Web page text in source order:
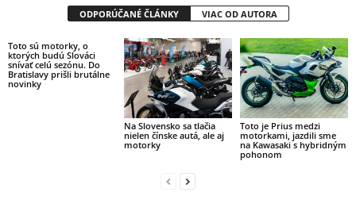
ODPORÚČANÉ ČLÁNKY VIAC OD AUTORA
Toto sú motorky, o
ktorých budú Slováci
snívať celú sezónu. Do
Bratislavy prišli brutálne
novinky
Na Slovensko sa tlačia
nielen čínske autá, ale aj
motorky
Toto je Prius medzi
motorkami, jazdili sme
na Kawasaki s hybridným
pohonom